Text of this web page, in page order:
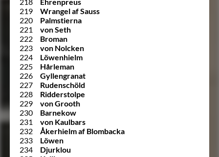
219
Wrangel af Sauss
220
Palmstierna
221
von Seth
222
Broman
223
von Nolcken
224
Löwenhielm
225
Hårleman
226
Gyllengranat
227
Rudenschöld
228
Ridderstolpe
229
von Grooth
230
Barnekow
231
von Kaulbars
232
Åkerhielm af Blombacka
233
Löwen
234
Djurklou